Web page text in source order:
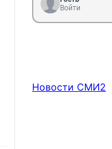
Войти
Новости СМИ2